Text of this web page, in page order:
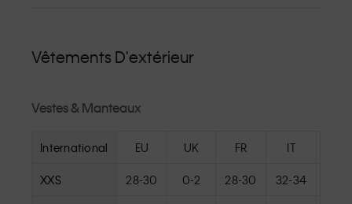
Vêtements D'extérieur
Vestes & Manteaux
International EU UK FR IT
XXS 28-30 0-2 28-30 32-34